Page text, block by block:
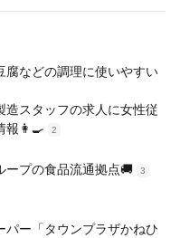
腐などの調理に使いやすい
造スタッフの求人に女性従
報👩‍🍳
2
ープの食品流通拠点🚚
3
パー「タウンプラザかねひ